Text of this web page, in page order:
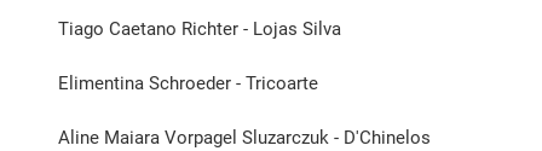
Tiago Caetano Richter - Lojas Silva
Elimentina Schroeder - Tricoarte
Aline Maiara Vorpagel Sluzarczuk - D'Chinelos